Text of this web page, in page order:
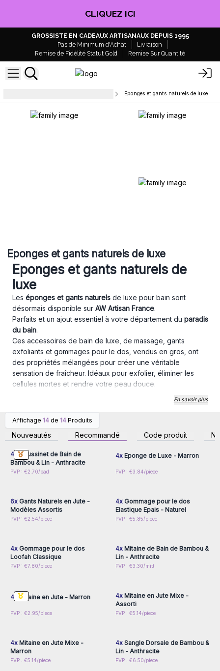
CLIQUEZ ICI
GROSSISTE EN CADEAUX ARTISANAUX DEPUIS 1995
Pas de Minimum d'Achat
Livraison
Remise de Fidélité Statut Gold
Remise Sur Quantité
Eponges et gants naturels de luxe
Eponges et gants naturels de luxe
Eponges et gants naturels de
luxe
Les éponges et gants naturelsde luxe pour bain sont
désormais disponible sur AW Artisan France.
Parfaits et un ajout essentiel à votre département du paradis
du bain.
Ces accessoires de bain de luxe, de massage, gants
exfoliants et gommages pour le dos, vendus en gros, ont
des propriétés mélangées pour créer une véritable
sensation de fraîcheur. Idéaux pour exfolier, éliminer les
cellules mortes et rendre votre peau douce.
ainsi respectent l'environnement
En savoir plus
Affichage 14 de 14 Produits
Nouveautés Recommandé Code produit
Connectez-vous ou
inscrivez-vous pour
accéder aux prix de gros
4x Coussinet de Bain de
Bambou & Lin - Anthracite
PVP : €2.70/pad
inscrivez-vous pour
accéder aux prix de gros
4xEponge de Luxe - Marron
PVP : €3.84/piece
Connectez-vous ou
6xGants Naturels en Jute -
Modèles Assortis
PVP : €2.54/piece
Connectez-vous ou
4xGommage pour le dos
Elastique Epais - Naturel
PVP : €5.85/piece
Connectez-vous ou
4xGommage pour le dos
Loofah Classique
PVP : €7.80/piece
Connectez-vous ou
4xMitaine de Bain de Bambou &
Lin - Anthracite
PVP : €3.30/mitt
Connectez-vous ou
4x Mitaine en Jute - Marron
PVP : €2.95/piece
Connectez-vous ou
4xMitaine en Jute Mixe -
Assorti
PVP : €5.14/piece
Connectez-vous ou
4xMitaine en Jute Mixe -
Marron
PVP : €5.14/piece
Connectez-vous ou
4xSangle Dorsale de Bambou &
Lin - Anthracite
PVP : €6.50/piece
Connectez-vous ou
Connectez-vous ou